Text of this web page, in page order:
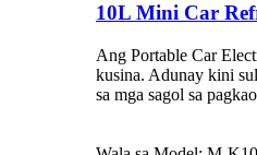
10L Mini Car
Ang Portable Car
kusina. Adunay kini
sa mga sagol sa